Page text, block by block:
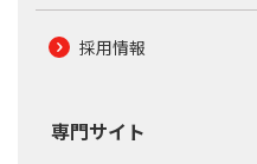
採用情報
専門サイト